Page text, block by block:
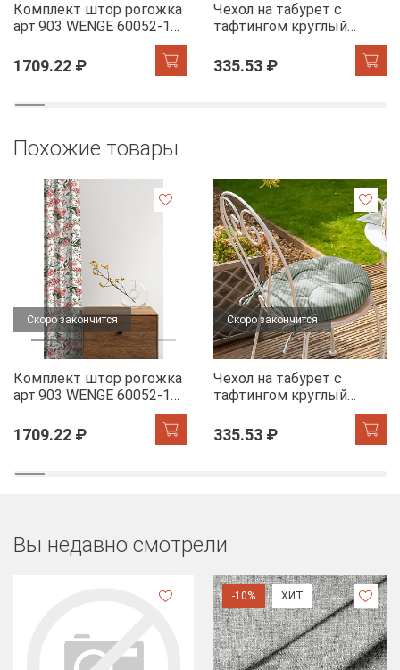
Комплект штор рогожка
арт.903 WENGE 60052-1
1709.22 ₽
Чехол на табурет с
тафтингом круглый
WENGE 60049-1 Tropical
accent
335.53 ₽
Похожие товары
Скоро закончится
Комплект штор рогожка
арт.903 WENGE 60052-1
1709.22 ₽
Скоро закончится
Чехол на табурет с
тафтингом круглый
WENGE 60049-1 Tropical
accent
335.53 ₽
Вы недавно смотрели
-10% ХИТ